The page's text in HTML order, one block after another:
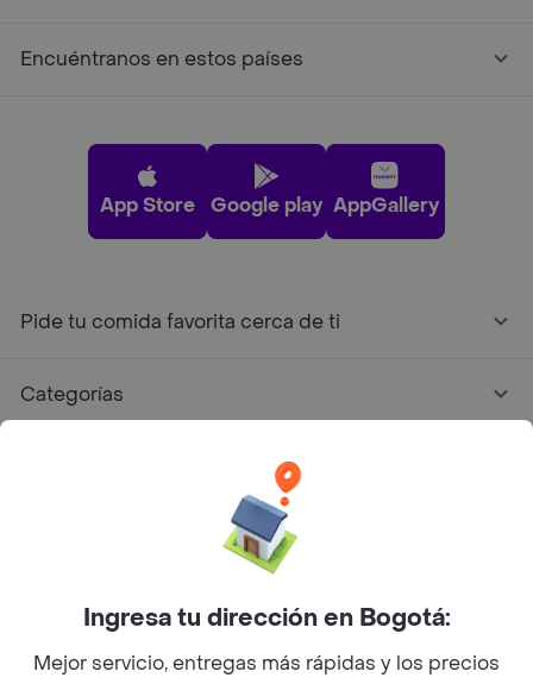
Encuéntranos en estos países
App Store Google play AppGallery
Pide tu comida favorita cerca de ti
Categorías
Facebook
Twitter
Instagram
©2026Rappi Inc. All rights reserved.
Ingresa tu dirección en Bogotá:
Mejor servicio, entregas más rápidas y los precios